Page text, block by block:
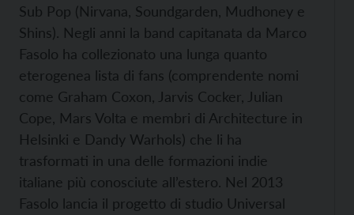
Sub Pop (Nirvana, Soundgarden, Mudhoney e
Shins). Negli anni la band capitanata da Marco
Fasolo ha collezionato una lunga quanto
eterogenea lista di fans (comprendente nomi
come Graham Coxon, Jarvis Cocker, Julian
Cope, Mars Volta e membri di Architecture in
Helsinki e Dandy Warhols) che li ha
trasformati in una delle formazioni indie
italiane più conosciute all’estero. Nel 2013
Fasolo lancia il progetto di studio Universal